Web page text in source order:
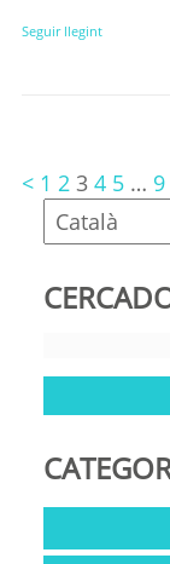
Seguir llegint
< 1 2 3 4 5 … 9